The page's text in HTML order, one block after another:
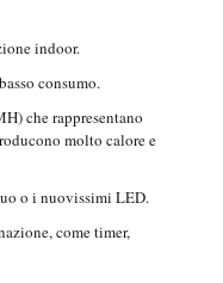
indoor.
consumo.
che rappresentano
molto calore e
o i nuovissimi LED.
come timer,